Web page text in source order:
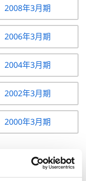
2008年3月期
2006年3月期
2004年3月期
2002年3月期
2000年3月期